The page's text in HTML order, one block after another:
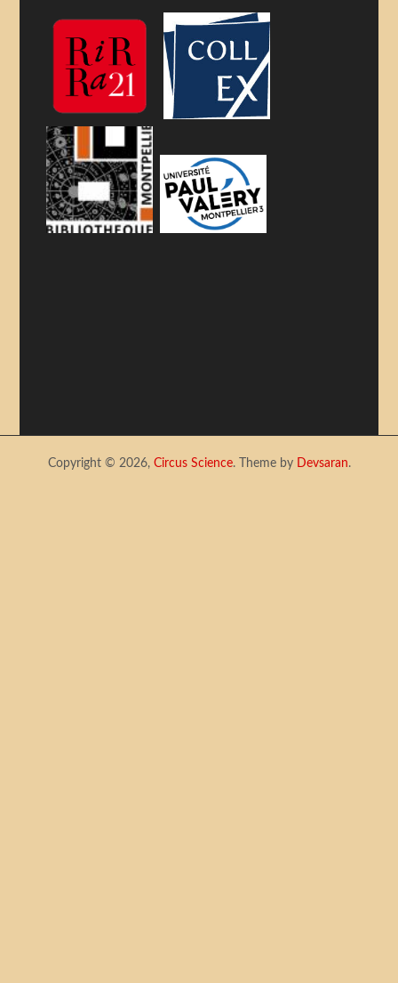
Copyright © 2026, Circus Science. Theme by Devsaran.